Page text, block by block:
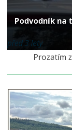
Podvodník na
před 3 lety
Prozatím